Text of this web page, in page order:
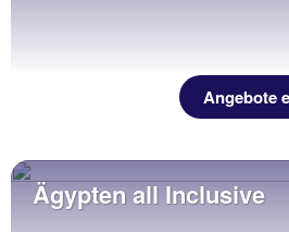
Angebote
Ägypten all Inclusive